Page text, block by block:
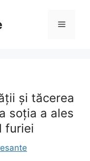
Menu
și tăcerea
soția a ales
furiei